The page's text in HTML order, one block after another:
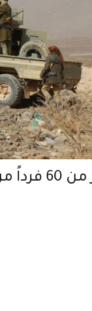
الحوثي